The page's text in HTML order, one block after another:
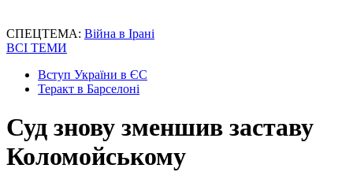
СПЕЦТЕМА: Війна в Ірані
ВСІ ТЕМИ
Вступ України в ЄС
Теракт в Барселоні
Суд знову зменшив заставу
Коломойському